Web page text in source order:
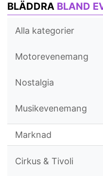
BLÄDDRA BLAND
Alla kategorier
Motorevenemang
Nostalgia
Musikevenemang
Marknad
Cirkus & Tivoli